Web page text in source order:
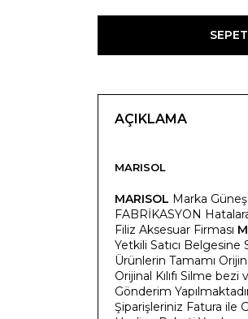
AÇIKLAMA
MARISOL
MARISOL Marka
FABRİKASYON
Filiz Aksesuar Firması
Yetkili Satıcı Belgesine
Ürünlerin Tamamı
Orijinal Kılıfı Silme
Gönderim
Şiparişleriniz Fatura ile